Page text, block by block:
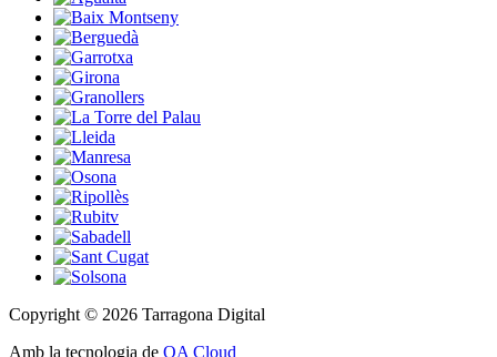
Copyright © 2026 Tarragona Digital
Amb la tecnologia de OA Cloud